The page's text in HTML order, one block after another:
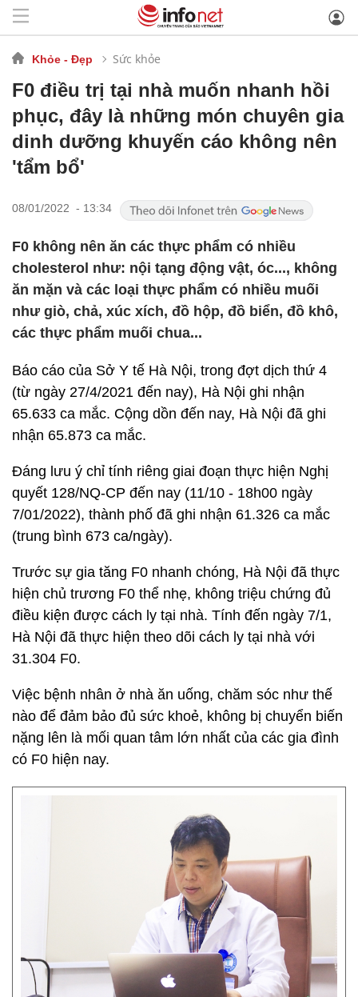
Khỏe - Đẹp Sức khỏe
F0 điều trị tại nhà muốn nhanh hồi
phục, đây là những món chuyên gia
dinh dưỡng khuyến cáo không nên
'tẩm bổ'
08/01/2022 - 13:34
F0 không nên ăn các thực phẩm có nhiều
cholesterol như: nội tạng động vật, óc..., không
ăn mặn và các loại thực phẩm có nhiều muối
như giò, chả, xúc xích, đồ hộp, đồ biển, đồ khô,
các thực phẩm muối chua...
Báo cáo của Sở Y tế Hà Nội, trong đợt dịch thứ 4
(từ ngày 27/4/2021 đến nay), Hà Nội ghi nhận
65.633 ca mắc. Cộng dồn đến nay, Hà Nội đã ghi
nhận 65.873 ca mắc.
Đáng lưu ý chỉ tính riêng giai đoạn thực hiện Nghị
quyết 128/NQ-CP đến nay (11/10 - 18h00 ngày
7/01/2022), thành phố đã ghi nhận 61.326 ca mắc
(trung bình 673 ca/ngày).
Trước sự gia tăng F0 nhanh chóng, Hà Nội đã thực
hiện chủ trương F0 thể nhẹ, không triệu chứng đủ
điều kiện được cách ly tại nhà. Tính đến ngày 7/1,
Hà Nội đã thực hiện theo dõi cách ly tại nhà với
31.304 F0.
Việc bệnh nhân ở nhà ăn uống, chăm sóc như thế
nào để đảm bảo đủ sức khoẻ, không bị chuyển biến
nặng lên là mối quan tâm lớn nhất của các gia đình
có F0 hiện nay.